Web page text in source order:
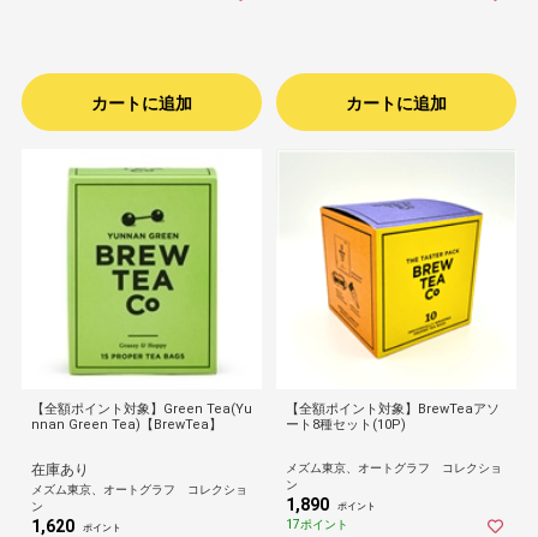
カートに追加 カートに追加
【全額ポイント対象】Green Tea(Yu
nnan Green Tea)【BrewTea】
在庫あり
メズム東京、オートグラフ コレクショ
ン
1,620 ポイント
【全額ポイント対象】BrewTeaアソ
ート8種セット(10P)
メズム東京、オートグラフ コレクショ
ン
1,890 ポイント
17ポイント